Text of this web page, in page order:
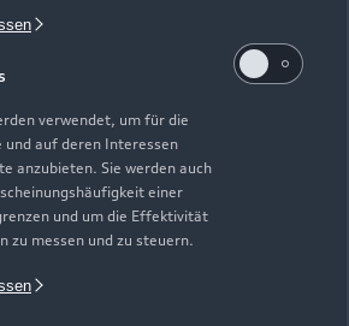
verwendet, um für die
auf deren Interessen
anzubieten. Sie werden auch
einer
und um die Effektivität
zu messen und zu steuern.
Rechte vorbehalten